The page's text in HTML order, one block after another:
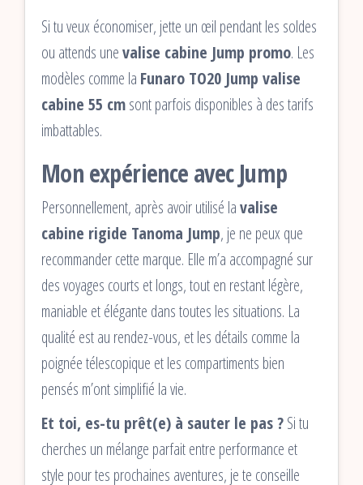
Si tu veux économiser, jette un œil pendant les soldes
ou attends unevalise cabine Jump promo. Les
modèles comme la Funaro TO20 Jump valise
cabine 55 cmsont parfois disponibles à des tarifs
imbattables.
Mon expérience avec Jump
Personnellement, après avoir utilisé lavalise
cabine rigide Tanoma Jump, je ne peux que
recommander cette marque. Elle m’a accompagné sur
des voyages courts et longs, tout en restant légère,
maniable et élégante dans toutes les situations. La
qualité est au rendez-vous, et les détails comme la
poignée télescopique et les compartiments bien
pensés m’ont simplifié la vie.
Et toi, es-tu prêt(e) à sauter le pas ?Si tu
cherches un mélange parfait entre performance et
style pour tes prochaines aventures, je te conseille